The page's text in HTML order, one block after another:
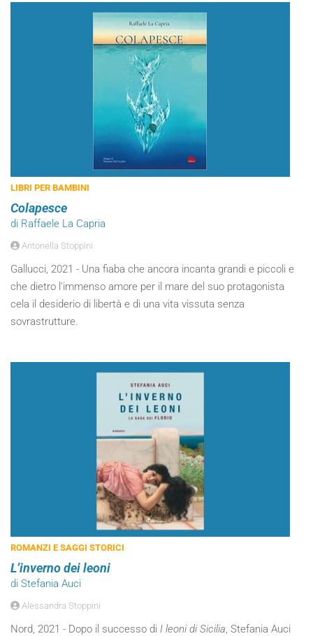
LIBRI PER BAMBINI
Colapesce
di Raffaele La Capria
Antonella Stoppini
Gallucci, 2021 - Una fiaba che ancora incanta grandi e piccoli e
che dietro l’immenso amore per il mare del suo protagonista
cela il desiderio di libertà e di una vita vissuta senza
sovrastrutture.
ROMANZI E SAGGI STORICI
L’inverno dei leoni
di Stefania Auci
Alessandra Stoppini
Nord, 2021 - Dopo il successo di I leoni di Sicilia, Stefania Auci